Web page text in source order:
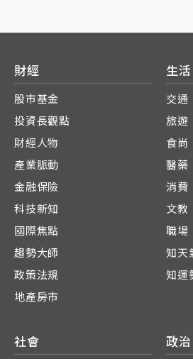
財經
股市基金
投資長觀點
財經人物
產業脈動
金融保險
科技新知
國際焦點
趨勢大師
政策法規
地產房市
生活
交通
旅遊
食尚
醫藥
消費
文教
職場
知天
知運
社會 政治